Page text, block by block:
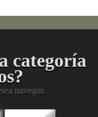
categoría
navegar.